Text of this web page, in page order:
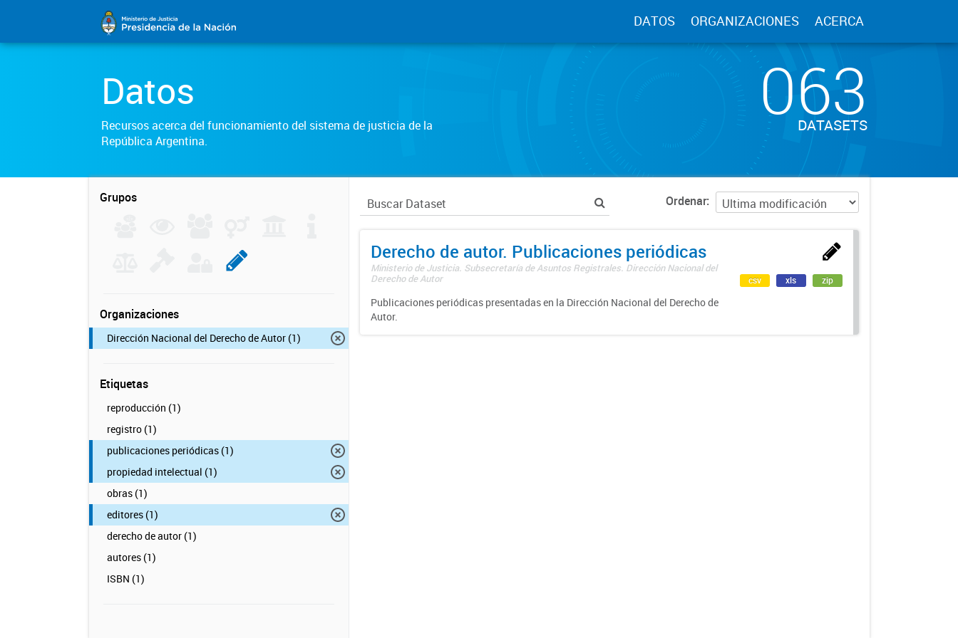
DATOS ORGANIZACIONES ACERCA
Datos
Recursos acerca del funcionamiento del sistema de justicia de la
República Argentina.
063
DATASETS
Grupos
Organizaciones
Dirección Nacional del Derecho de Autor (1)
Etiquetas
reproducción (1)
registro (1)
publicaciones periódicas (1)
propiedad intelectual (1)
obras (1)
editores (1)
derecho de autor (1)
autores (1)
ISBN (1)
Ordenar
Derecho de autor. Publicaciones periódicas
Ministerio de Justicia. Subsecretaría de Asuntos Registrales. Dirección Nacional del
Derecho de Autor
Publicaciones periódicas presentadas en la Dirección Nacional del Derecho de
Autor.
csv xls zip